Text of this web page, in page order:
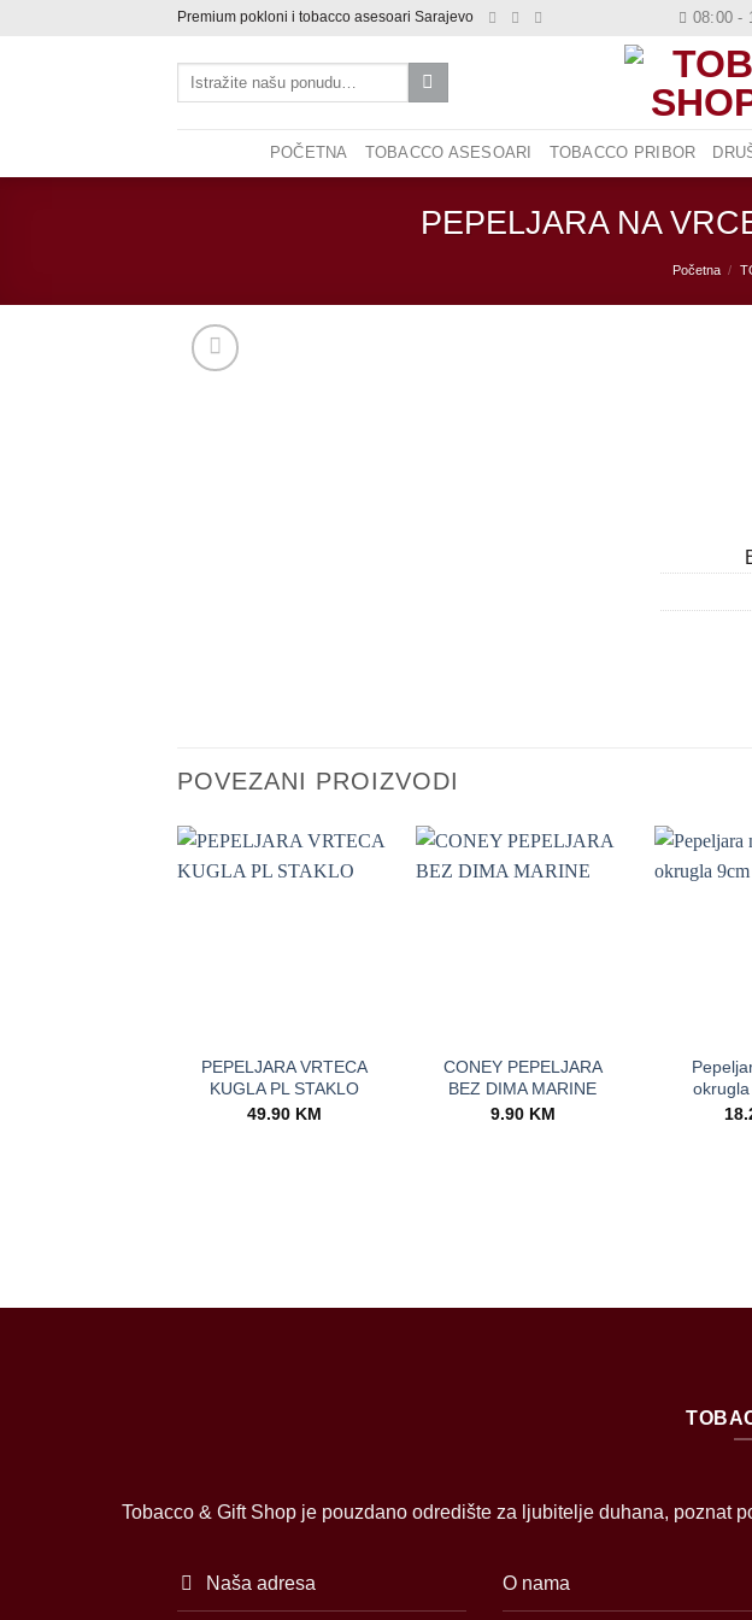
Premium pokloni i tobacco asesoari Sarajevo 08:00 -
Pretraži:
POČETNA TOBACCO ASESOARI TOBACCO PRIBOR
PEPELJARA NA
Početna /
POVEZANI PROIZVODI
PEPELJARA VRTECA
KUGLA PL STAKLO
49.90 KM
CONEY PEPELJARA
BEZ DIMA MARINE
9.90 KM
Tobacco & Gift Shop je pouzdano odredište za ljubitelje duhana, poznat
Naša adresa O nama